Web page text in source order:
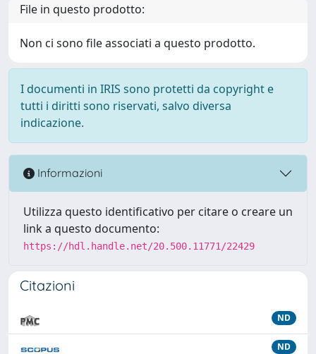
File in questo prodotto:
Non ci sono file associati a questo prodotto.
I documenti in IRIS sono protetti da copyright e
tutti i diritti sono riservati, salvo diversa
indicazione.
Informazioni
Utilizza questo identificativo per citare o creare un
link a questo documento:
https://hdl.handle.net/20.500.11771/22429
Citazioni
ND
ND